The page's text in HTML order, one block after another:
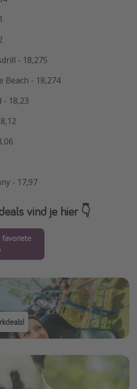
- 18,275
Beach - 18,274
- 18,23
- 17,97
vind je hier 👇
favoriete